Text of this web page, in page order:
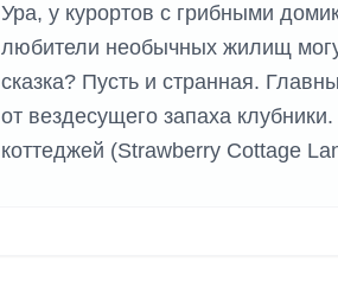
Ура, у курортов с грибными
любители необычных жилищ
сказка? Пусть и странная.
от вездесущего запаха
коттеджей (Strawberry Cottage